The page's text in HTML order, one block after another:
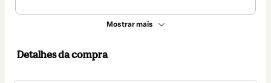
Mostrar mais
Detalhes da compra